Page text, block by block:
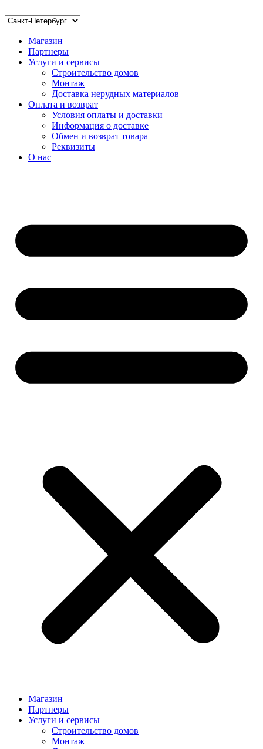
Магазин
Партнеры
Услуги и сервисы
Строительство домов
Монтаж
Доставка нерудных материалов
Оплата и возврат
Условия оплаты и доставки
Информация о доставке
Обмен и возврат товара
Реквизиты
О нас
Магазин
Партнеры
Услуги и сервисы
Строительство домов
Монтаж